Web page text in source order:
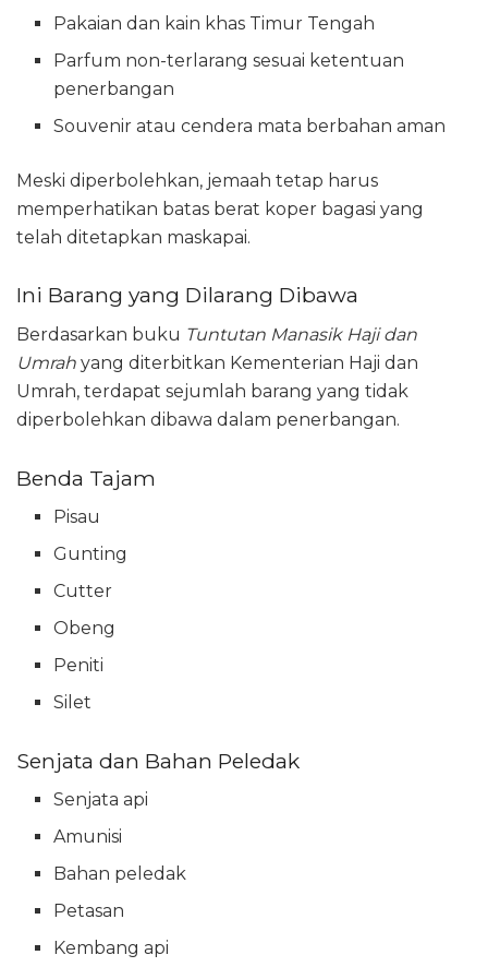
Pakaian dan kain khas Timur Tengah
Parfum non-terlarang sesuai ketentuan
penerbangan
Souvenir atau cendera mata berbahan aman
Meski diperbolehkan, jemaah tetap harus
memperhatikan batas berat koper bagasi yang
telah ditetapkan maskapai.
Ini Barang yang Dilarang Dibawa
Berdasarkan buku Tuntutan Manasik Haji dan
Umrah yang diterbitkan Kementerian Haji dan
Umrah, terdapat sejumlah barang yang tidak
diperbolehkan dibawa dalam penerbangan.
Benda Tajam
Pisau
Gunting
Cutter
Obeng
Peniti
Silet
Senjata dan Bahan Peledak
Senjata api
Amunisi
Bahan peledak
Petasan
Kembang api